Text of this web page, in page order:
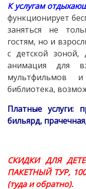
К услугам
функционирует
заняться не
гостям, но и
с детской зоной,
анимация для
мультфильмов
библиотека,
Платные услуги:
бильярд,
СКИДКИ ДЛЯ
ПАКЕТНЫЙ ТУР,
(туда и обратно).